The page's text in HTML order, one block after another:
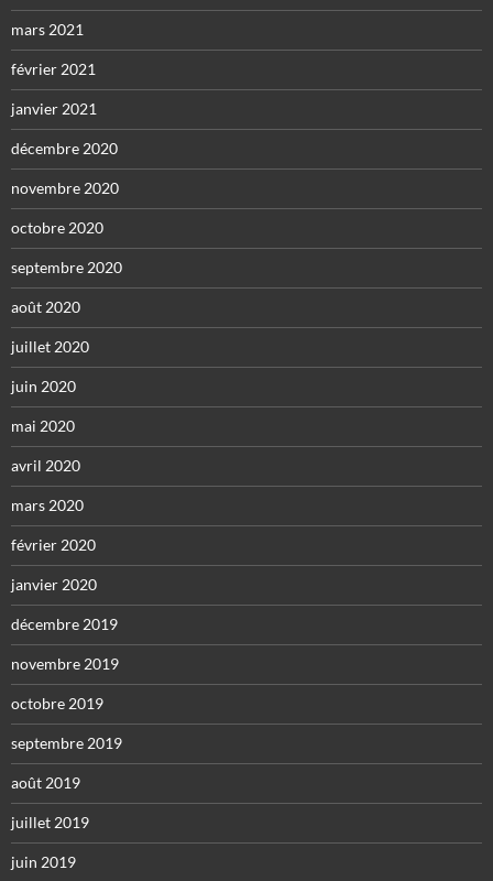
mars 2021
février 2021
janvier 2021
décembre 2020
novembre 2020
octobre 2020
septembre 2020
août 2020
juillet 2020
juin 2020
mai 2020
avril 2020
mars 2020
février 2020
janvier 2020
décembre 2019
novembre 2019
octobre 2019
septembre 2019
août 2019
juillet 2019
juin 2019